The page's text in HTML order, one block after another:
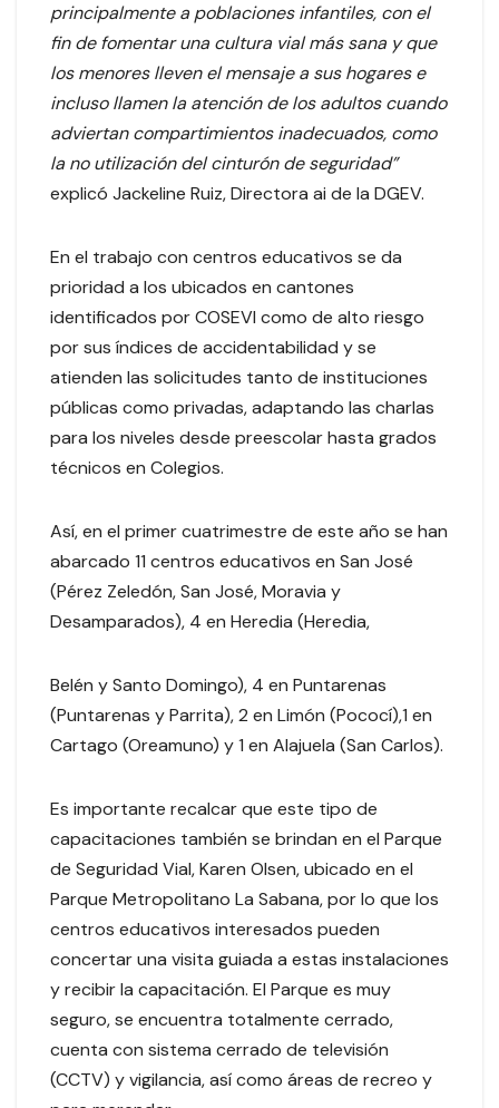
principalmente a poblaciones infantiles, con el
fin de fomentar una cultura vial más sana y que
los menores lleven el mensaje a sus hogares e
incluso llamen la atención de los adultos cuando
adviertan compartimientos inadecuados, como
la no utilización del cinturón de seguridad”
explicó Jackeline Ruiz, Directora ai de la DGEV.
En el trabajo con centros educativos se da
prioridad a los ubicados en cantones
identificados por COSEVI como de alto riesgo
por sus índices de accidentabilidad y se
atienden las solicitudes tanto de instituciones
públicas como privadas, adaptando las charlas
para los niveles desde preescolar hasta grados
técnicos en Colegios.
Así, en el primer cuatrimestre de este año se han
abarcado 11 centros educativos en San José
(Pérez Zeledón, San José, Moravia y
Desamparados), 4 en Heredia (Heredia,
Belén y Santo Domingo), 4 en Puntarenas
(Puntarenas y Parrita), 2 en Limón (Pococí),1 en
Cartago (Oreamuno) y 1 en Alajuela (San Carlos).
Es importante recalcar que este tipo de
capacitaciones también se brindan en el Parque
de Seguridad Vial, Karen Olsen, ubicado en el
Parque Metropolitano La Sabana, por lo que los
centros educativos interesados pueden
concertar una visita guiada a estas instalaciones
y recibir la capacitación. El Parque es muy
seguro, se encuentra totalmente cerrado,
cuenta con sistema cerrado de televisión
(CCTV) y vigilancia, así como áreas de recreo y